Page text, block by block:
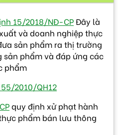
15/2018/NĐ-CPĐây là
và doanh nghiệp thực
sản phẩm ra thị trường
phẩm và đáp ứng các
phẩm
2010/QH12
quy định xử phạt hành
phẩm bán lưu thông